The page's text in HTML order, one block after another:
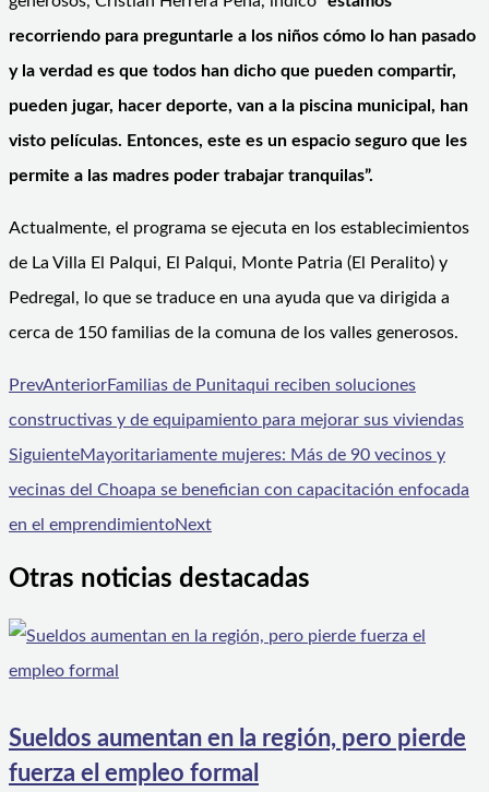
recorriendo para preguntarle a los niños cómo lo han pasado
y la verdad es que todos han dicho que pueden compartir,
pueden jugar, hacer deporte, van a la piscina municipal, han
visto películas. Entonces, este es un espacio seguro que les
permite a las madres poder trabajar tranquilas”.
Actualmente, el programa se ejecuta en los establecimientos
de La Villa El Palqui, El Palqui, Monte Patria (El Peralito) y
Pedregal, lo que se traduce en una ayuda que va dirigida a
cerca de 150 familias de la comuna de los valles generosos.
PrevAnteriorFamilias de Punitaqui reciben soluciones
constructivas y de equipamiento para mejorar sus viviendas
SiguienteMayoritariamente mujeres: Más de 90 vecinos y
vecinas del Choapa se benefician con capacitación enfocada
en el emprendimientoNext
Otras noticias destacadas
Sueldos aumentan en la región, pero pierde
fuerza el empleo formal